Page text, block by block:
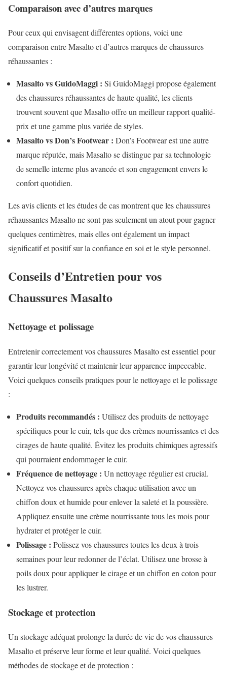
Comparaison avec d’autres marques
Pour ceux qui envisagent différentes options, voici une
comparaison entre Masalto et d’autres marques de chaussures
réhaussantes :
Masalto vs GuidoMaggi : Si GuidoMaggi propose également
des chaussures réhaussantes de haute qualité, les clients
trouvent souvent que Masalto offre un meilleur rapport qualité-
prix et une gamme plus variée de styles.
Masalto vs Don’s Footwear : Don’s Footwear est une autre
marque réputée, mais Masalto se distingue par sa technologie
de semelle interne plus avancée et son engagement envers le
confort quotidien.
Les avis clients et les études de cas montrent que les chaussures
réhaussantes Masalto ne sont pas seulement un atout pour gagner
quelques centimètres, mais elles ont également un impact
significatif et positif sur la confiance en soi et le style personnel.
Conseils d’Entretien pour vos
Chaussures Masalto
Nettoyage et polissage
Entretenir correctement vos chaussures Masalto est essentiel pour
garantir leur longévité et maintenir leur apparence impeccable.
Voici quelques conseils pratiques pour le nettoyage et le polissage
:
Produits recommandés : Utilisez des produits de nettoyage
spécifiques pour le cuir, tels que des crèmes nourrissantes et des
cirages de haute qualité. Évitez les produits chimiques agressifs
qui pourraient endommager le cuir.
Fréquence de nettoyage : Un nettoyage régulier est crucial.
Nettoyez vos chaussures après chaque utilisation avec un
chiffon doux et humide pour enlever la saleté et la poussière.
Appliquez ensuite une crème nourrissante tous les mois pour
hydrater et protéger le cuir.
Polissage : Polissez vos chaussures toutes les deux à trois
semaines pour leur redonner de l’éclat. Utilisez une brosse à
poils doux pour appliquer le cirage et un chiffon en coton pour
les lustrer.
Stockage et protection
Un stockage adéquat prolonge la durée de vie de vos chaussures
Masalto et préserve leur forme et leur qualité. Voici quelques
méthodes de stockage et de protection :